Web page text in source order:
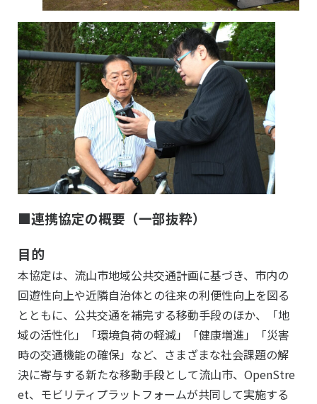
■連携協定の概要（一部抜粋）
目的
本協定は、流山市地域公共交通計画に基づき、市内の
回遊性向上や近隣自治体との往来の利便性向上を図る
とともに、公共交通を補完する移動手段のほか、「地
域の活性化」「環境負荷の軽減」「健康増進」「災害
時の交通機能の確保」など、さまざまな社会課題の解
決に寄与する新たな移動手段として流山市、OpenStre
et、モビリティプラットフォームが共同して実施する